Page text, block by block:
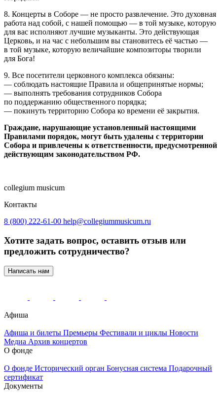
8. Концерты в Соборе — не просто развлечение. Это духовная
работа над собой, с нашей помощью — в той музыке, которую
для вас исполняют лучшие музыканты. Это действующая
Церковь, и на час с небольшим вы становитесь её частью —
в той музыке, которую величайшие композиторы творили
для Бога!
9. Все посетители церковного комплекса обязаны:
— соблюдать настоящие Правила и общепринятые нормы;
— выполнять требования сотрудников Собора
по поддержанию общественного порядка;
— покинуть территорию Собора ко времени её закрытия.
Граждане, нарушающие установленный настоящими
Правилами порядок, могут быть удалены с территории
Собора и привлечены к ответственности, предусмотренной
действующим законодательством РФ.
collegium musicum
Контакты
8 (800) 222-61-00 help@collegiummusicum.ru
Хотите задать вопрос, оставить отзыв или
предложить сотрудничество?
Написать нам
Афиша
Афиша и билеты Премьеры Фестивали и циклы Новости
Медиа Архив концертов
О фонде
О фонде Исторический орган Бонусная система Подарочный
сертификат
Документы